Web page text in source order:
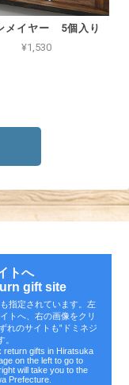
メイヤー 5個入り
¥1,530
トへ
gift site
指定されています。左
トへ、右の画像をクリ
れのサイトも‟ドミネジ
。
return gifts in Hiratsuka
on the left to go to
will take you to the
Prefecture.